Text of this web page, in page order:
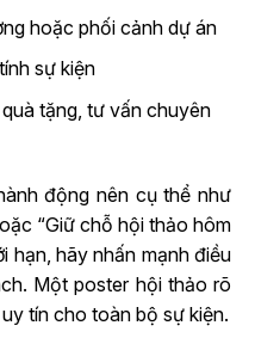
hoặc phối cảnh dự án
sự kiện
tặng, tư vấn chuyên
động nên cụ thể như
“Giữ chỗ hội thảo hôm
hạn, hãy nhấn mạnh điều
Một poster hội thảo rõ
tín cho toàn bộ sự kiện.